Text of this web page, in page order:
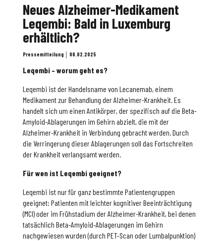
Neues Alzheimer-Medikament
Leqembi: Bald in Luxemburg
erhältlich?
Pressemitteilung │ 06.02.2025
Leqembi – worum geht es?
Leqembi ist der Handelsname von Lecanemab, einem
Medikament zur Behandlung der Alzheimer-Krankheit. Es
handelt sich um einen Antikörper, der spezifisch auf die Beta-
Amyloid-Ablagerungen im Gehirn abzielt, die mit der
Alzheimer-Krankheit in Verbindung gebracht werden. Durch
die Verringerung dieser Ablagerungen soll das Fortschreiten
der Krankheit verlangsamt werden.
Für wen ist Leqembi geeignet?
Leqembi ist nur für ganz bestimmte Patientengruppen
geeignet: Patienten mit leichter kognitiver Beeinträchtigung
(MCI) oder im Frühstadium der Alzheimer-Krankheit, bei denen
tatsächlich Beta-Amyloid-Ablagerungen im Gehirn
nachgewiesen wurden (durch PET-Scan oder Lumbalpunktion)